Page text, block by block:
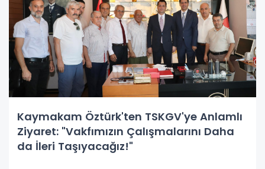
Kaymakam Öztürk'ten TSKGV'ye Anlamlı
Ziyaret: "Vakfımızın Çalışmalarını Daha
da İleri Taşıyacağız!"